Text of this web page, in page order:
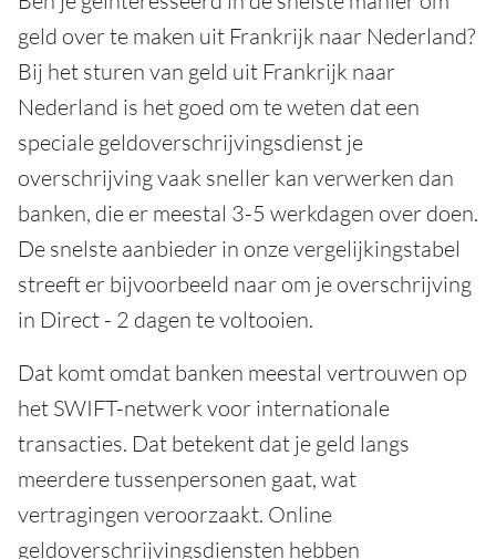
geld over te maken uit Frankrijk naar Nederland?
Bij het sturen van geld uit Frankrijk naar
Nederland is het goed om te weten dat een
speciale geldoverschrijvingsdienst je
overschrijving vaak sneller kan verwerken dan
banken, die er meestal 3-5 werkdagen over doen.
De snelste aanbieder in onze vergelijkingstabel
streeft er bijvoorbeeld naar om je overschrijving
in Direct - 2 dagen te voltooien.
Dat komt omdat banken meestal vertrouwen op
het SWIFT-netwerk voor internationale
transacties. Dat betekent dat je geld langs
meerdere tussenpersonen gaat, wat
vertragingen veroorzaakt. Online
geldoverschrijvingsdiensten hebben